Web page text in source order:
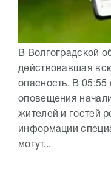
В Волгоградской
действовавшая
опасность. В 05:55
оповещения
жителей и гостей
информации
могут...